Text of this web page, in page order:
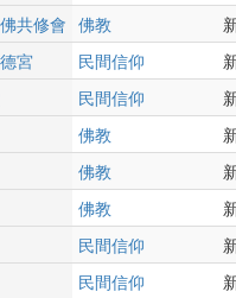
共修會 佛教
宮 民間信仰
民間信仰
佛教
佛教
佛教
民間信仰
民間信仰